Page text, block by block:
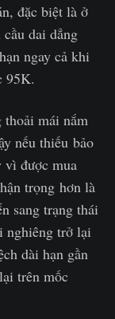
đặc biệt là ở
dai dẳng
ngay cả khi
95K.
thoải mái nắm
nếu thiếu bảo
vì được mua
trọng hơn là
sang trạng thái
nghiêng trở lại
dài hạn gần
trên mốc